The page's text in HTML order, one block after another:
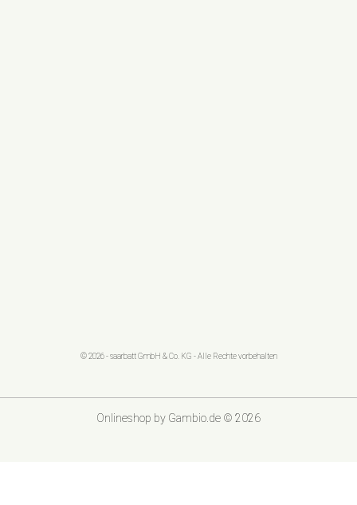
© 2026 - saarbatt GmbH & Co. KG - Alle Rechte vorbehalten
Onlineshop by Gambio.de © 2026